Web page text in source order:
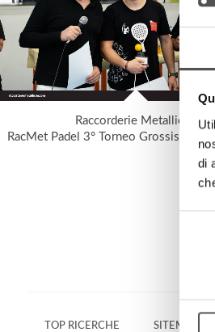
di
Raccorderie Metalliche
RacMet Padel 3° Torneo Grossisti
TOP RICERCHE SITEMAP